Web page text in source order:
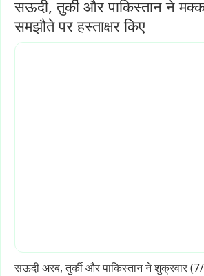
सऊदी, तुर्की और पाकिस्तान ने
समझौते पर हस्ताक्षर किए
सऊदीअरब, तुर्कीऔरपाकिस्ताननेशुक्रवार